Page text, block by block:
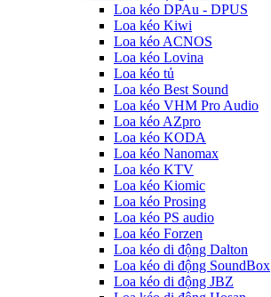
Loa kéo DPAu - DPUS
Loa kéo Kiwi
Loa kéo ACNOS
Loa kéo Lovina
Loa kéo tủ
Loa kéo Best Sound
Loa kéo VHM Pro Audio
Loa kéo AZpro
Loa kéo KODA
Loa kéo Nanomax
Loa kéo KTV
Loa kéo Kiomic
Loa kéo Prosing
Loa kéo PS audio
Loa kéo Forzen
Loa kéo di động Dalton
Loa kéo di động SoundBox
Loa kéo di động JBZ